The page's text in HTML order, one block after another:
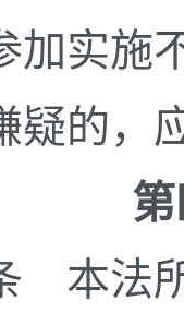
加实施
疑的，
第四
法所